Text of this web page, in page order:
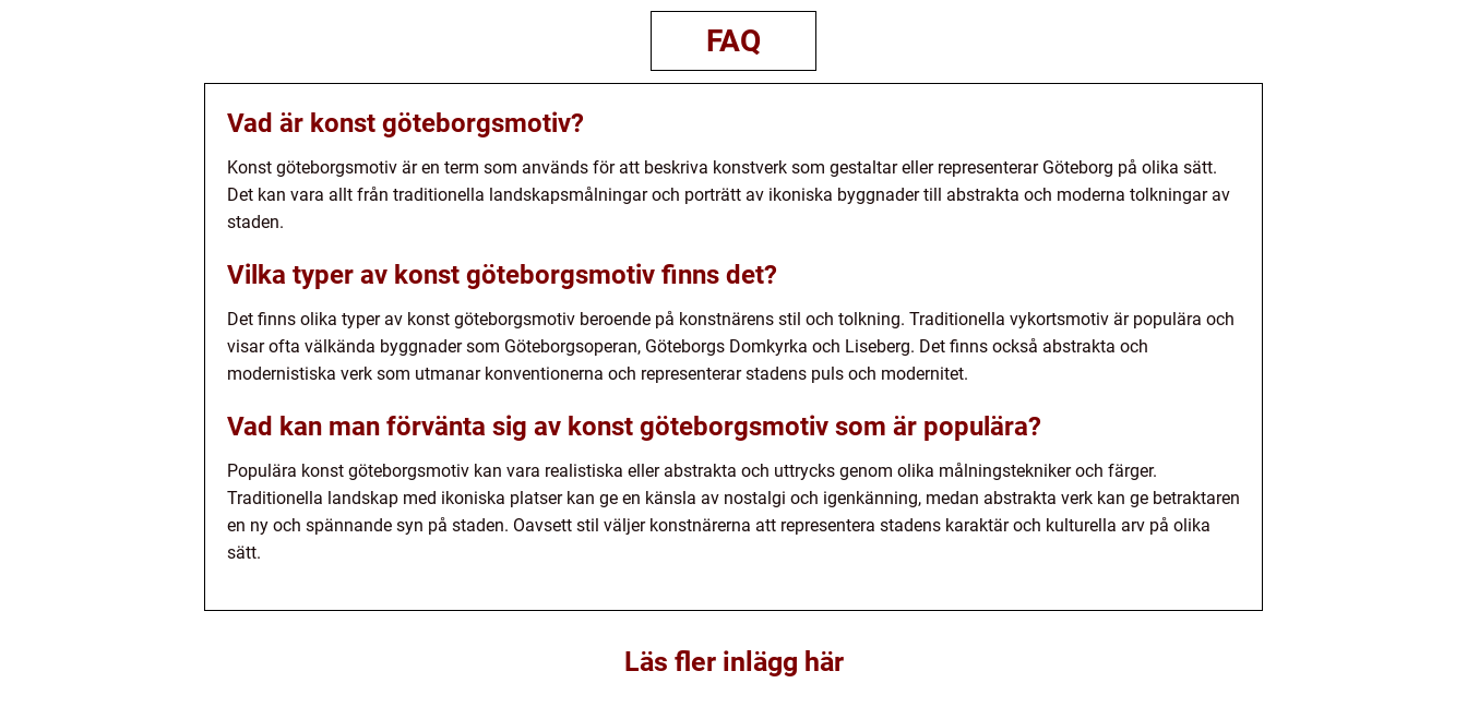
FAQ
Vad är konst göteborgsmotiv?
Konst göteborgsmotiv är en term som används för att beskriva konstverk som gestaltar eller representerar Göteborg på olika sätt.
Det kan vara allt från traditionella landskapsmålningar och porträtt av ikoniska byggnader till abstrakta och moderna tolkningar av
staden.
Vilka typer av konst göteborgsmotiv finns det?
Det finns olika typer av konst göteborgsmotiv beroende på konstnärens stil och tolkning. Traditionella vykortsmotiv är populära och
visar ofta välkända byggnader som Göteborgsoperan, Göteborgs Domkyrka och Liseberg. Det finns också abstrakta och
modernistiska verk som utmanar konventionerna och representerar stadens puls och modernitet.
Vad kan man förvänta sig av konst göteborgsmotiv som är populära?
Populära konst göteborgsmotiv kan vara realistiska eller abstrakta och uttrycks genom olika målningstekniker och färger.
Traditionella landskap med ikoniska platser kan ge en känsla av nostalgi och igenkänning, medan abstrakta verk kan ge betraktaren
en ny och spännande syn på staden. Oavsett stil väljer konstnärerna att representera stadens karaktär och kulturella arv på olika
sätt.
Läs fler inlägg här